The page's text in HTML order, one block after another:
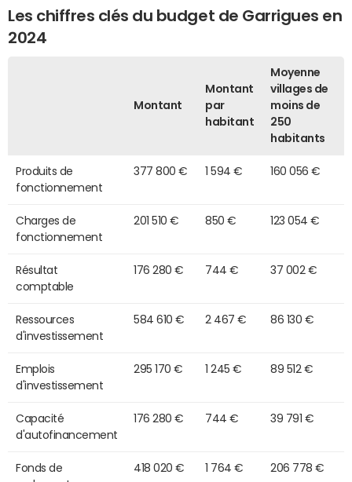
Les chiffres clés du budget de Garrigues en
2024
Montant
Montant
par
habitant
Moyenne
villages de
moins de
250
habitants
Produits de
fonctionnement
377 800 € 1 594 € 160 056 €
Charges de
fonctionnement
201 510 € 850 € 123 054 €
Résultat
comptable
176 280 € 744 € 37 002 €
Ressources
d'investissement
584 610 € 2 467 € 86 130 €
Emplois
d'investissement
295 170 € 1 245 € 89 512 €
Capacité
d'autofinancement
176 280 € 744 € 39 791 €
Fonds de
418 020 € 1 764 € 206 778 €